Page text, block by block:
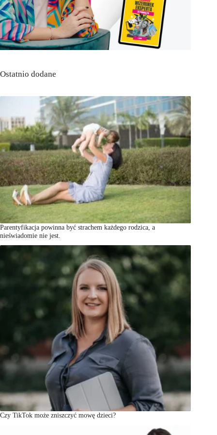
Ostatnio dodane
Parentyfikacja powinna być strachem każdego rodzica, a
nieświadomie nie jest.
Czy TikTok może zniszczyć mowę dzieci?